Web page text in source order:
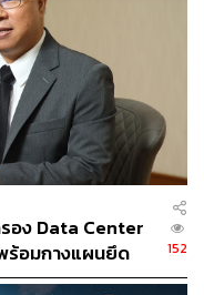
คงสิริ
ระดมทุน
กดิ์
อง Data Center
ร้อมกางแผนยึด
152